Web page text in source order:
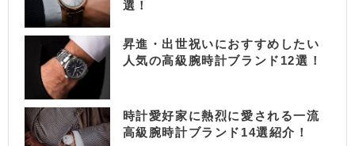
選！
昇進・出世祝いにおすすめしたい
人気の高級腕時計ブランド12選！
時計愛好家に熱烈に愛される一流
高級腕時計ブランド14選紹介！